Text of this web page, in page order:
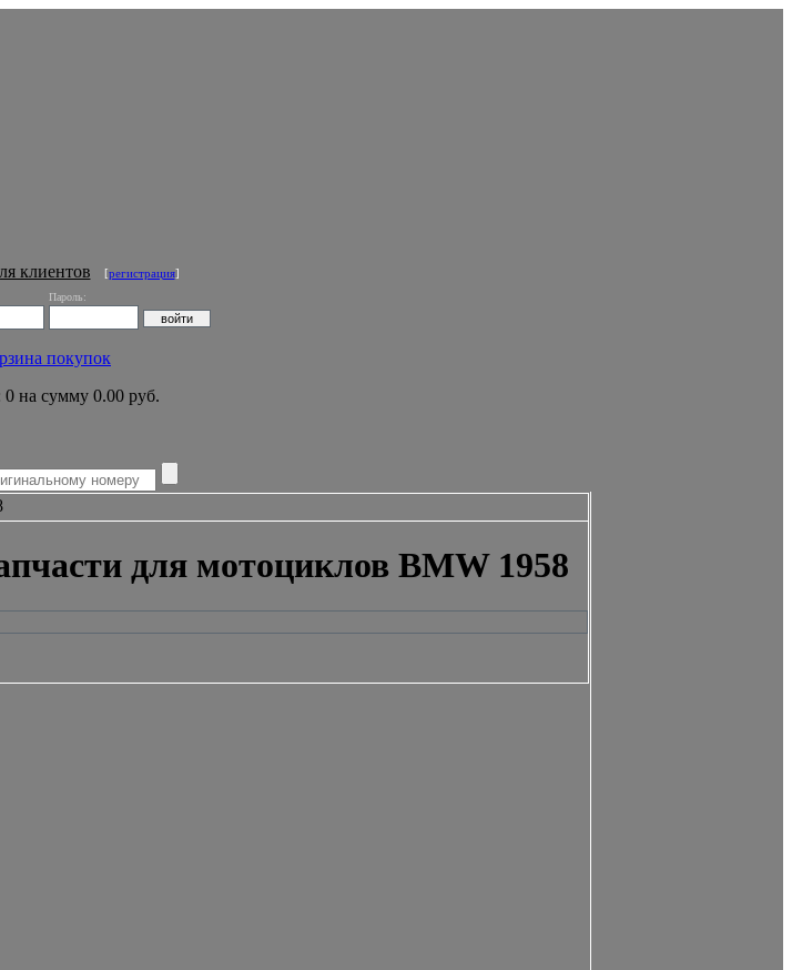
клиентов [регистрация]
Пароль:
покупок
0 на сумму 0.00 руб.
для мотоциклов BMW 1958